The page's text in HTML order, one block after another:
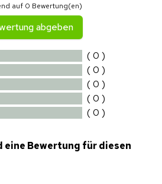
auf 0 Bewertung(en)
abgeben
( 0 )
( 0 )
( 0 )
( 0 )
( 0 )
eine Bewertung für diesen